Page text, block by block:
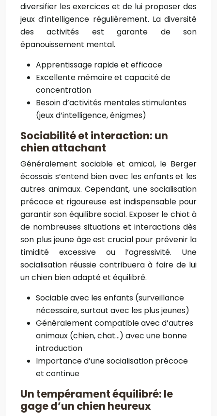
diversifier les exercices et de lui proposer des
jeux d’intelligence régulièrement. La diversité
des activités est garante de son
épanouissement mental.
Apprentissage rapide et efficace
Excellente mémoire et capacité de
concentration
Besoin d’activités mentales stimulantes
(jeux d’intelligence, énigmes)
Sociabilité et interaction: un
chien attachant
Généralement sociable et amical, le Berger
écossais s’entend bien avec les enfants et les
autres animaux. Cependant, une socialisation
précoce et rigoureuse est indispensable pour
garantir son équilibre social. Exposer le chiot à
de nombreuses situations et interactions dès
son plus jeune âge est crucial pour prévenir la
timidité excessive ou l’agressivité. Une
socialisation réussie contribuera à faire de lui
un chien bien adapté et équilibré.
Sociable avec les enfants (surveillance
nécessaire, surtout avec les plus jeunes)
Généralement compatible avec d’autres
animaux (chien, chat…) avec une bonne
introduction
Importance d’une socialisation précoce
et continue
Un tempérament équilibré: le
gage d’un chien heureux